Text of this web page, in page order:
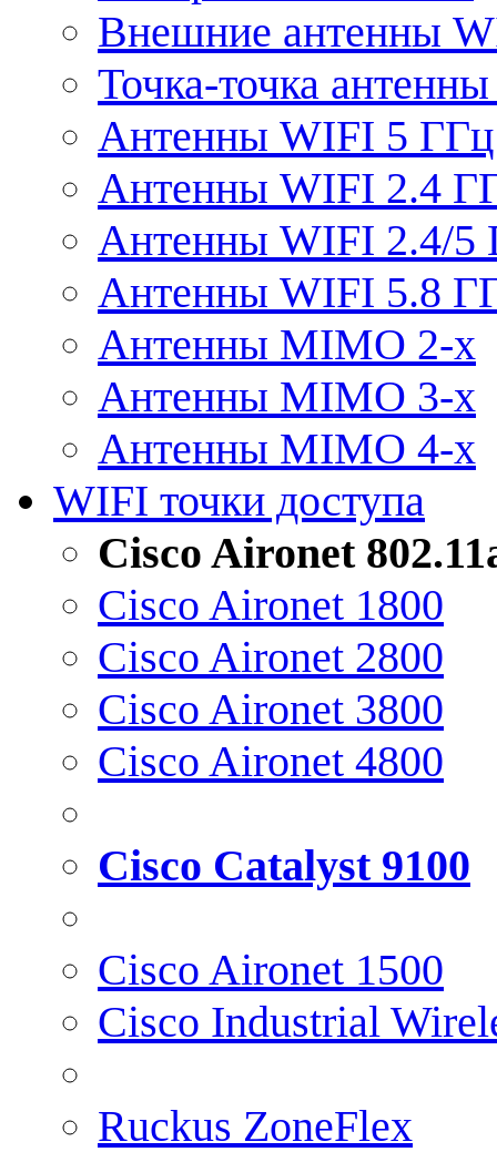
Внешние антенны
Точка-точка
Антенны WIFI 5 ГГц
Антенны WIFI 2.4
Антенны WIFI 2.4/5
Антенны WIFI 5.8
Антенны MIMO 2-x
Антенны MIMO 3-x
Антенны MIMO 4-x
WIFI точки доступа
Cisco Aironet
Cisco Aironet 1800
Cisco Aironet 2800
Cisco Aironet 3800
Cisco Aironet 4800
Cisco Catalyst 9100
Cisco Aironet 1500
Cisco Industrial
Ruckus ZoneFlex